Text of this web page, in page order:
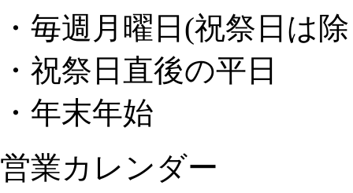
・毎週月曜日(祝祭日は
・祝祭日直後の平日
・年末年始
営業カレンダー